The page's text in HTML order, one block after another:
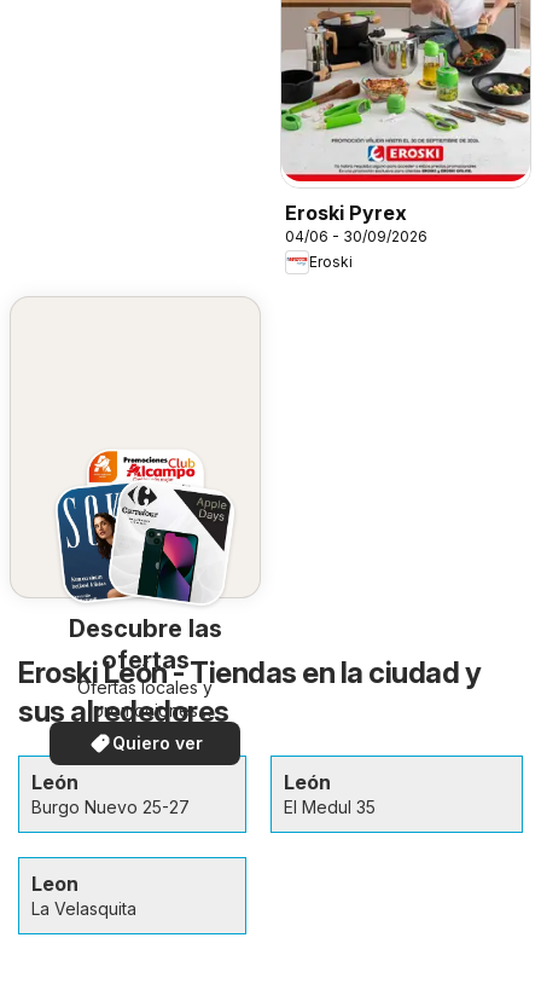
Eroski Pyrex
04/06 - 30/09/2026
Eroski
Descubre las
ofertas
Ofertas locales y
promociones
especiales.
Quiero ver
Eroski León - Tiendas en la ciudad y
sus alrededores
León
Burgo Nuevo 25-27
León
El Medul 35
Leon
La Velasquita